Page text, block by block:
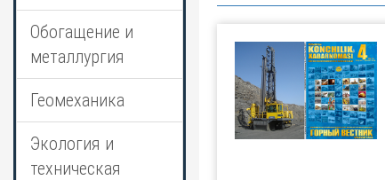
Обогащение и
металлургия
Геомеханика
Экология и
техническая